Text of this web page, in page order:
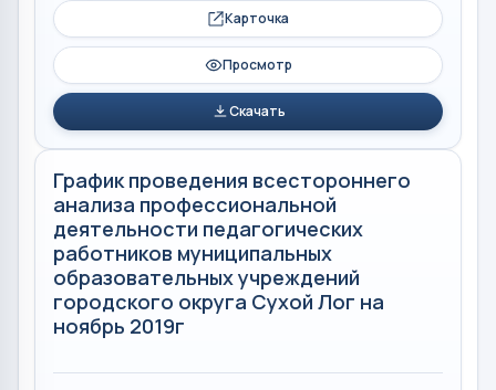
Карточка
Просмотр
Скачать
График проведения всестороннего
анализа профессиональной
деятельности педагогических
работников муниципальных
образовательных учреждений
городского округа Сухой Лог на
ноябрь 2019г